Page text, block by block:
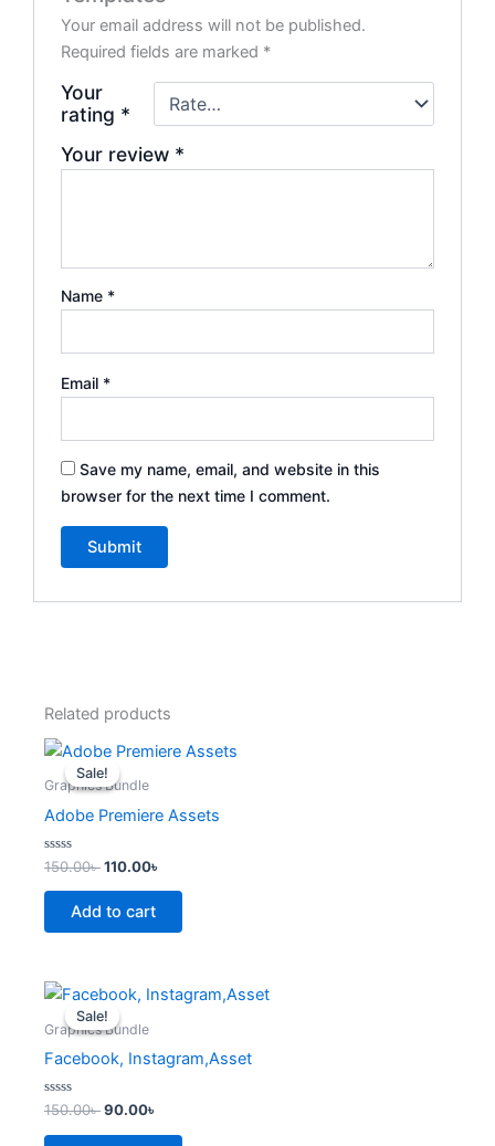
Your email address will not be published.
Required fields are marked *
Your
rating *
Your review *
Name *
Email *
Save my name, email, and website in this
browser for the next time I comment.
Related products
Sale!
Sale!
Graphics Bundle
Adobe Premiere Assets
Rated
0
out
150.00৳
Original
price
was:
110.00৳
Current
Add to cart
Sale!
Sale!
Graphics Bundle
Facebook, Instagram,Asset
Rated
out
150.00৳
Original
price
was:
90.00৳
Current
price